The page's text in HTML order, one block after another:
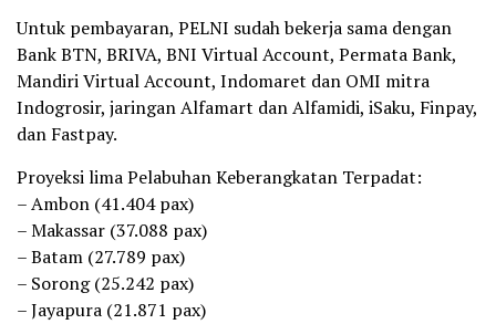
Untuk pembayaran, PELNI sudah bekerja sama dengan
Bank BTN, BRIVA, BNI Virtual Account, Permata Bank,
Mandiri Virtual Account, Indomaret dan OMI mitra
Indogrosir, jaringan Alfamart dan Alfamidi, iSaku, Finpay,
dan Fastpay.
Proyeksi lima Pelabuhan Keberangkatan Terpadat:
– Ambon (41.404 pax)
– ⁠Makassar (37.088 pax)
– ⁠Batam (27.789 pax)
– ⁠Sorong (25.242 pax)
– ⁠Jayapura (21.871 pax)